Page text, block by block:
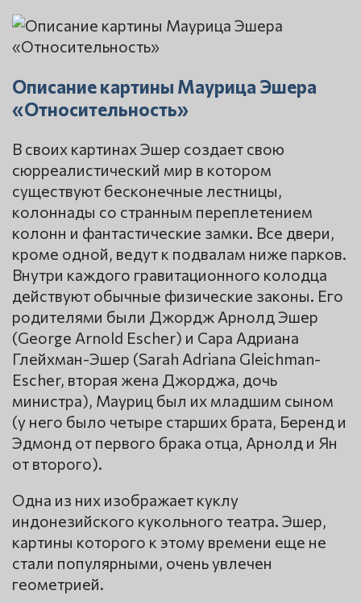
Описание картины Маурица Эшера
«Относительность»
В своих картинах Эшер создает свою
сюрреалистический мир в котором
существуют бесконечные лестницы,
колоннады со странным переплетением
колонн и фантастические замки. Все двери,
кроме одной, ведут к подвалам ниже парков.
Внутри каждого гравитационного колодца
действуют обычные физические законы. Его
родителями были Джордж Арнолд Эшер
(George Arnold Escher) и Сара Адриана
Глейхман-Эшер (Sarah Adriana Gleichman-
Escher, вторая жена Джорджа, дочь
министра), Мауриц был их младшим сыном
(у него было четыре старших брата, Беренд и
Эдмонд от первого брака отца, Арнолд и Ян
от второго).
Одна из них изображает куклу
индонезийского кукольного театра. Эшер,
картины которого к этому времени еще не
стали популярными, очень увлечен
геометрией.